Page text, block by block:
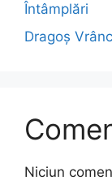
Întâmplări
Dragoş
Niciun